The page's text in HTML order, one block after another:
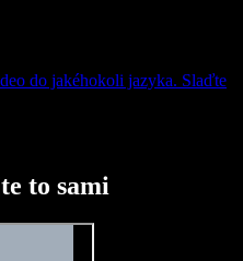
do jakéhokoli jazyka. Slaďte
to sami